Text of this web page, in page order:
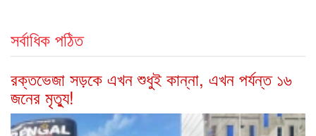
সর্বাধিক পঠিত
রক্তভেজা সড়কে এখন শুধুই কান্না, এখন পর্যন্ত ১৬
জনের মৃত্যু!